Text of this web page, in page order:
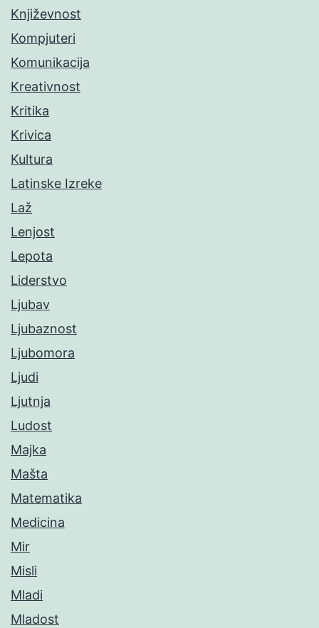
Književnost
Kompjuteri
Komunikacija
Kreativnost
Kritika
Krivica
Kultura
Latinske Izreke
Laž
Lenjost
Lepota
Liderstvo
Ljubav
Ljubaznost
Ljubomora
Ljudi
Ljutnja
Ludost
Majka
Mašta
Matematika
Medicina
Mir
Misli
Mladi
Mladost